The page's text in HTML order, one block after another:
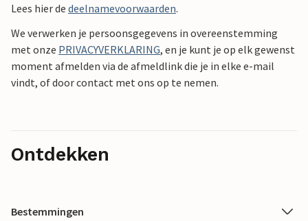
Lees hier de deelnamevoorwaarden.
We verwerken je persoonsgegevens in overeenstemming
met onze PRIVACYVERKLARING, en je kunt je op elk gewenst
moment afmelden via de afmeldlink die je in elke e-mail
vindt, of door contact met ons op te nemen.
Ontdekken
Bestemmingen